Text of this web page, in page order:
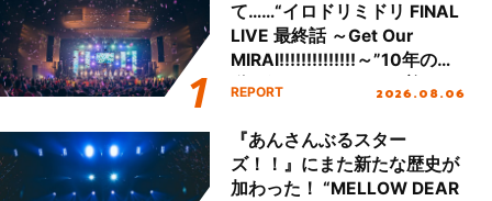
て……“イロドリミドリ FINAL
LIVE 最終話 ～Get Our
MIRAI!!!!!!!!!!!!!!～”10年の活
動を経てファイナルを迎える
REPORT 2026.08.06
『あんさんぶるスター
ズ！！』にまた新たな歴史が
加わった！ “MELLOW DEAR